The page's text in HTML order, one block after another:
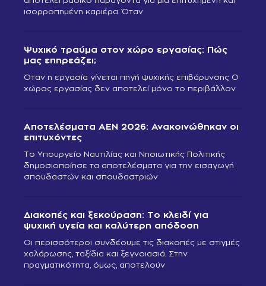
ισορροπημένη καριέρα. Όταν
Ψυχικό τραύμα στον χώρο εργασίας: Πώς
μας επηρεάζει;
Όταν η εργασία γίνεται πηγή ψυχικής επιβάρυνσης Ο
χώρος εργασίας δεν αποτελεί μόνο το περιβάλλον
Αποτελέσματα ΑΕΝ 2026: Ανακοινώθηκαν οι
επιτυχόντες
Το Υπουργείο Ναυτιλίας και Νησιωτικής Πολιτικής
δημοσιοποίησε τα αποτελέσματα για την εισαγωγή
σπουδαστών και σπουδαστριών
Διακοπές και ξεκούραση: Το κλειδί για
ψυχική υγεία και καλύτερη απόδοση
Οι περισσότεροι συνδέουμε τις διακοπές με στιγμές
χαλάρωσης, ταξίδια και ξεγνοιασιά. Στην
πραγματικότητα, όμως, αποτελούν